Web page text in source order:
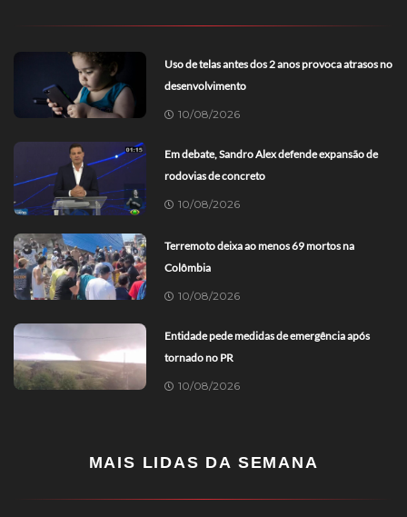
Uso de telas antes dos 2 anos provoca atrasos no
desenvolvimento
10/08/2026
Em debate, Sandro Alex defende expansão de
rodovias de concreto
10/08/2026
Terremoto deixa ao menos 69 mortos na
Colômbia
10/08/2026
Entidade pede medidas de emergência após
tornado no PR
10/08/2026
MAIS LIDAS DA SEMANA